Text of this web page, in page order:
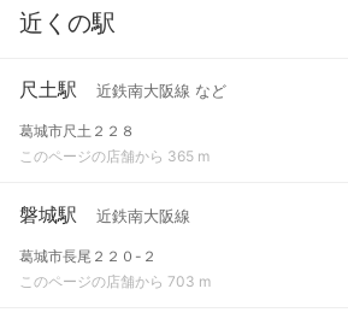
近くの駅
尺土駅 近鉄南大阪線 など
葛城市尺土２２８
このページの店舗から 365 m
磐城駅 近鉄南大阪線
葛城市長尾２２０-２
このページの店舗から 703 m